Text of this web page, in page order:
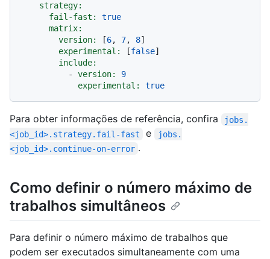
strategy:
fail-fast:
true
matrix:
version:
[6, 7, 8]
experimental:
[false]
include:
-
version:
9
experimental:
true
Para obter informações de referência, confira
jobs.
<job_id>.strategy.fail-fast
e
jobs.
<job_id>.continue-on-error .
Como definir o número máximo de
trabalhos simultâneos
Para definir o número máximo de trabalhos que
podem ser executados simultaneamente com uma